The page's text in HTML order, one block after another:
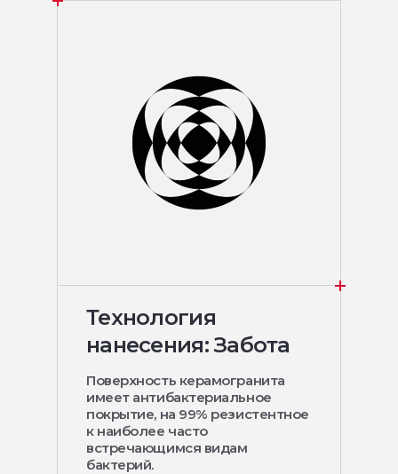
Технология
нанесения: Забота
Поверхность керамогранита
имеет антибактериальное
покрытие, на 99% резистентное
к наиболее часто
встречающимся видам
бактерий.